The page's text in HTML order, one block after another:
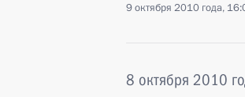
9 октября 2010 года,
8 октября 2010